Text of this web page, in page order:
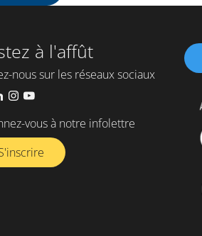
à l'affût
nous sur les réseaux sociaux
vous à notre infolettre​